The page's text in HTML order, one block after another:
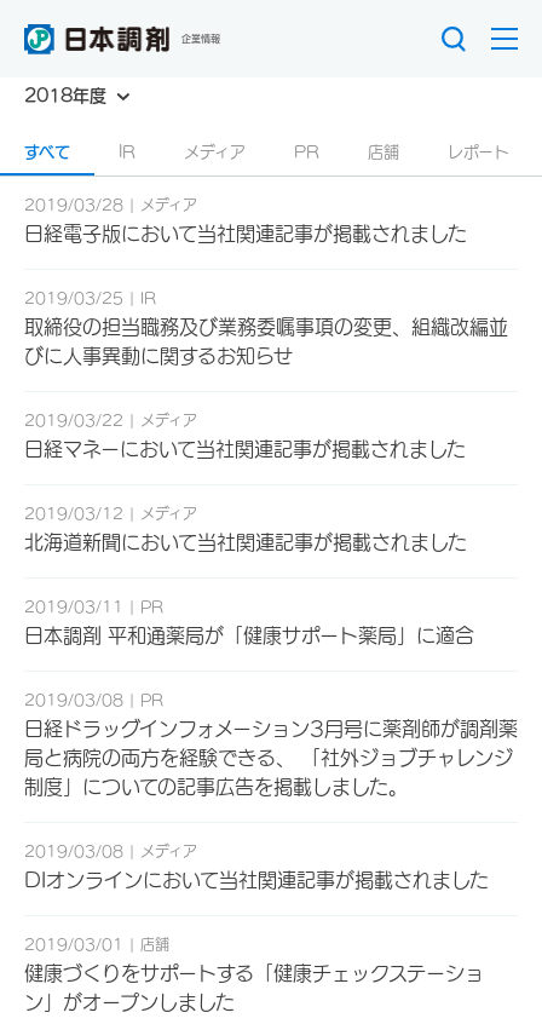
企業情報
2018年度
すべて IR メディア PR 店舗 レポート
2019/03/28 メディア
日経電子版において当社関連記事が掲載されました
2019/03/25 IR
取締役の担当職務及び業務委嘱事項の変更、組織改編並
びに人事異動に関するお知らせ
2019/03/22 メディア
日経マネーにおいて当社関連記事が掲載されました
2019/03/12 メディア
北海道新聞において当社関連記事が掲載されました
2019/03/11 PR
日本調剤 平和通薬局が「健康サポート薬局」に適合
2019/03/08 PR
日経ドラッグインフォメーション3月号に薬剤師が調剤薬
局と病院の両方を経験できる、 「社外ジョブチャレンジ
制度」についての記事広告を掲載しました。
2019/03/08 メディア
DIオンラインにおいて当社関連記事が掲載されました
2019/03/01 店舗
健康づくりをサポートする「健康チェックステーショ
ン」がオープンしました